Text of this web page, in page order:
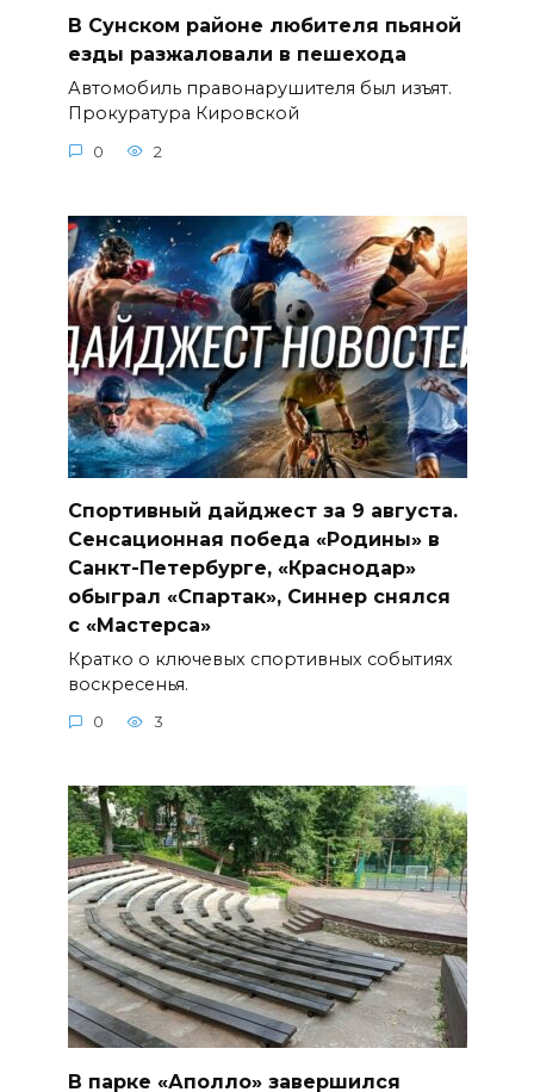
В Сунском районе любителя пьяной
езды разжаловали в пешехода
Автомобиль правонарушителя был изъят.
Прокуратура Кировской
0 2
Спортивный дайджест за 9 августа.
Сенсационная победа «Родины» в
Санкт-Петербурге, «Краснодар»
обыграл «Спартак», Синнер снялся
с «Мастерса»
Кратко о ключевых спортивных событиях
воскресенья.
0 3
В парке «Аполло» завершился